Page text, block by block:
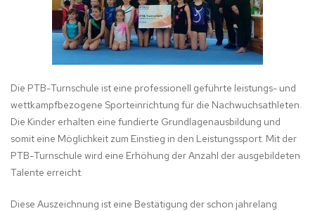
Die PTB-Turnschule ist eine professionell geführte leistungs- und
wettkampfbezogene Sporteinrichtung für die Nachwuchsathleten.
Die Kinder erhalten eine fundierte Grundlagenausbildung und
somit eine Möglichkeit zum Einstieg in den Leistungssport. Mit der
PTB-Turnschule wird eine Erhöhung der Anzahl der ausgebildeten
Talente erreicht.
Diese Auszeichnung ist eine Bestätigung der schon jahrelang